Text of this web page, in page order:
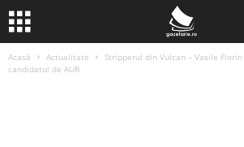
Acasă Actualitate
Stripperul din Vulcan – Vasile
candidatul de AUR